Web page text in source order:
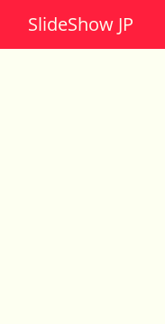
SlideShow JP